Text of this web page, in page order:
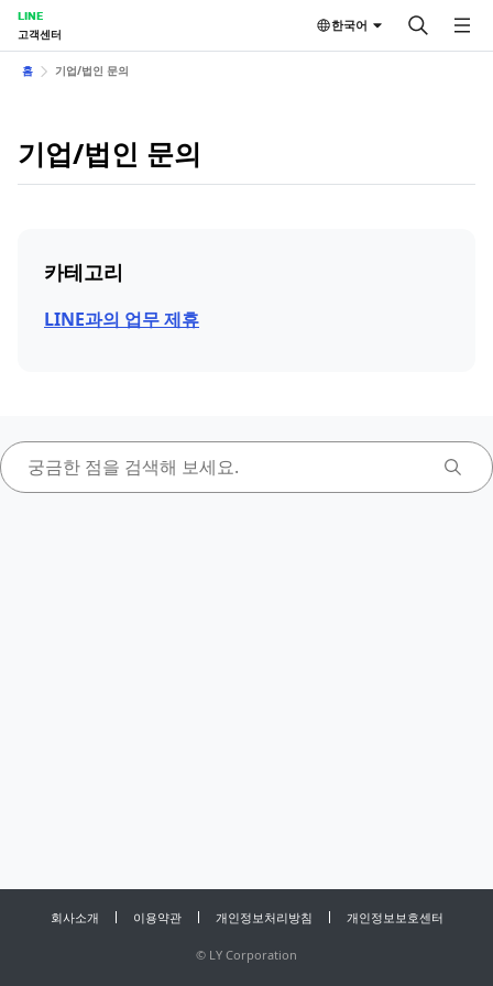
LINE
고객센터
한국어
홈 기업/법인 문의
기업/법인 문의
카테고리
LINE과의 업무 제휴
회사소개 이용약관 개인정보처리방침 개인정보보호센터
© LY Corporation